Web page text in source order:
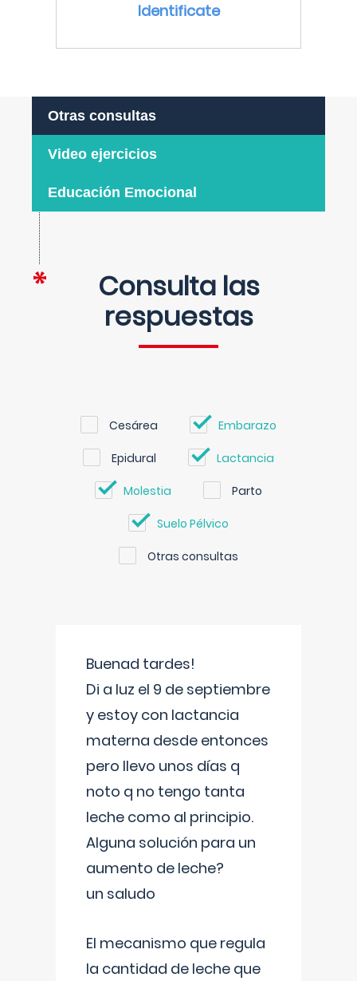
Identificate
Otras consultas
Video ejercicios
Educación Emocional
Consulta las
respuestas
Cesárea Embarazo
Epidural Lactancia
Molestia Parto
Suelo Pélvico
Otras consultas
Buenad tardes!
Di a luz el 9 de septiembre
y estoy con lactancia
materna desde entonces
pero llevo unos días q
noto q no tengo tanta
leche como al principio.
Alguna solución para un
aumento de leche?
un saludo
El mecanismo que regula
la cantidad de leche que